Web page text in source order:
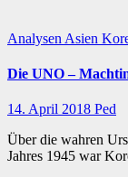
Analysen Asien
Die UNO –
14. April 2018 Ped
Über die wahren
Jahres 1945 war